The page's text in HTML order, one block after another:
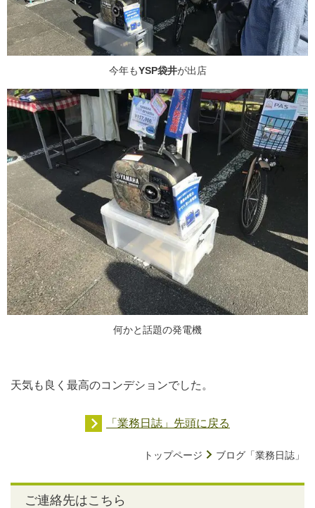
今年もYSP袋井が出店
何かと話題の発電機
天気も良く最高のコンデションでした。
「業務日誌」先頭に戻る
トップページ ブログ「業務日誌」
ご連絡先はこちら